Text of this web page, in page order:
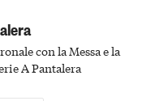
con la Messa e la
A Pantalera